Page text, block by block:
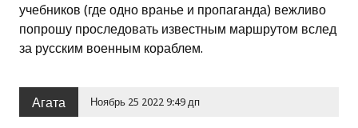
учебников (где одно вранье и пропаганда) вежливо
попрошу проследовать известным маршрутом вслед
за русским военным кораблем.
Агата Ноябрь 25 2022 9:49 дп